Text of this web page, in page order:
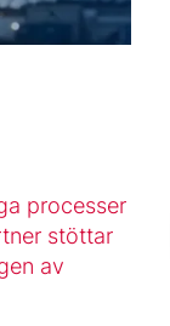
processer
stöttar
av